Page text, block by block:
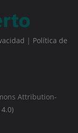
| Política de
Attribution-
4.0)